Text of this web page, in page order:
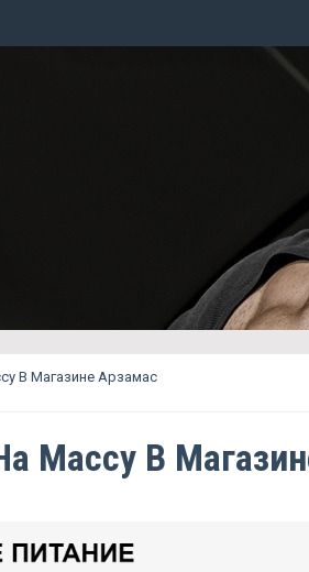
В Магазине Арзамас
Массу В